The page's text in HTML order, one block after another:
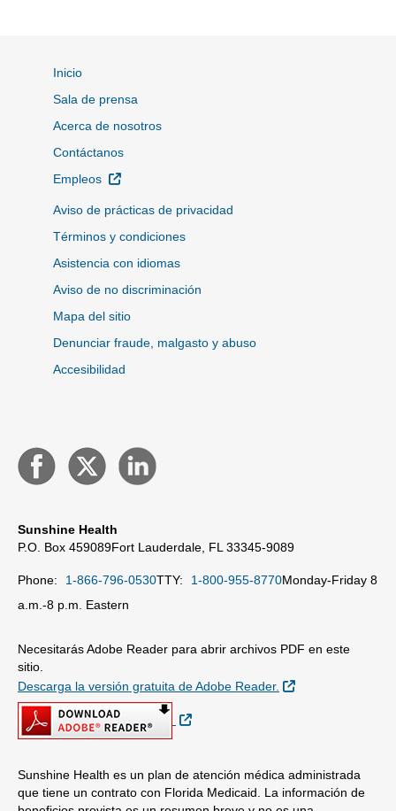
Inicio
Sala de prensa
Acerca de nosotros
Contáctanos
Empleos
Sitio Externo
Aviso de prácticas de privacidad
Términos y condiciones
Asistencia con idiomas
Aviso de no discriminación
Mapa del sitio
Denunciar fraude, malgasto y abuso
Accesibilidad
Sunshine Health
P.O. Box 459089Fort Lauderdale, FL 33345-9089
Phone: 1-866-796-0530TTY: 1-800-955-8770Monday-Friday 8
a.m.-8 p.m. Eastern
Necesitarás Adobe Reader para abrir archivos PDF en este
sitio.
Descarga la versión gratuita de Adobe Reader.
Sitio Externo
Sitio Externo
Sunshine Health es un plan de atención médica administrada
que tiene un contrato con Florida Medicaid. La información de